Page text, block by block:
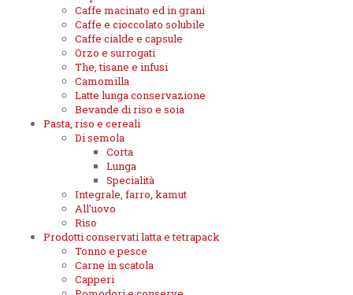
Caffe macinato ed in grani
Caffe e cioccolato solubile
Caffe cialde e capsule
Orzo e surrogati
The, tisane e infusi
Camomilla
Latte lunga conservazione
Bevande di riso e soia
Pasta, riso e cereali
Di semola
Corta
Lunga
Specialità
Integrale, farro, kamut
All'uovo
Riso
Prodotti conservati latta e tetrapack
Tonno e pesce
Carne in scatola
Capperi